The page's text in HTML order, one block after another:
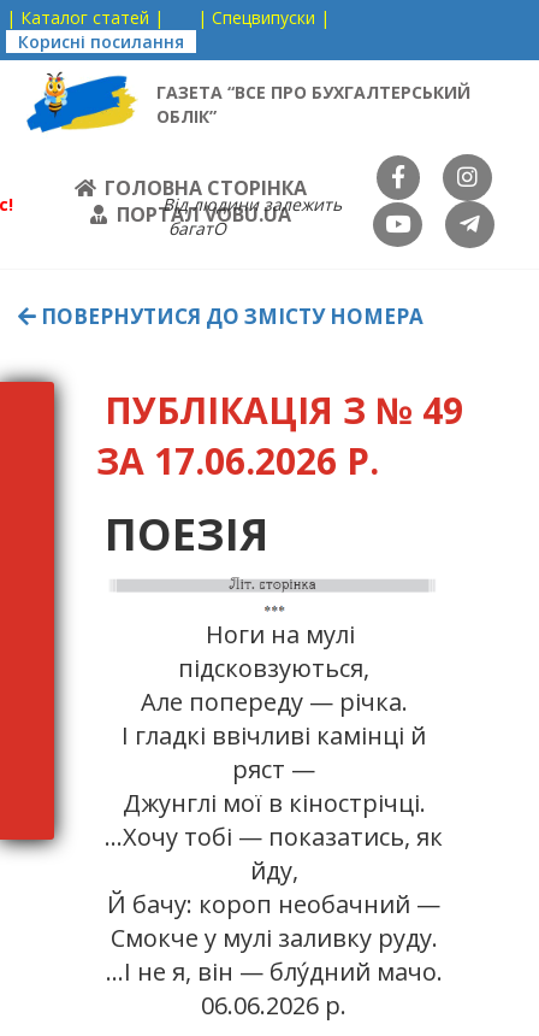
| Каталог статей |
| Спецвипуски |
Корисні посилання
ГАЗЕТА “ВСЕ ПРО БУХГАЛТЕРСЬКИЙ
ОБЛІК”
ГОЛОВНА СТОРІНКА
ПОРТАЛ VOBU.UA
Від людини залежить
багатО
ПОВЕРНУТИСЯ ДО ЗМІСТУ НОМЕРА
ПУБЛІКАЦІЯ З № 49
ЗА 17.06.2026 Р.
ПОЕЗІЯ
Ноги на мулі
підсковзуються,
Але попереду — річка.
І гладкі ввічливі камінці й
ряст —
Джунглі мої в кінострічці.
…Хочу тобі — показатись, як
йду,
Й бачу: короп необачний —
Смокче у мулі заливку руду.
…І не я, він — блу́дний мачо.
06.06.2026 р.